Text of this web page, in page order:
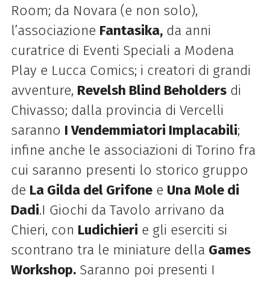
Room; da Novara (e non solo),
l’associazione Fantasika,da anni
curatrice di Eventi Speciali a Modena
Play e Lucca Comics; i creatori di grandi
avventure, Revelsh Blind Beholdersdi
Chivasso; dalla provincia di Vercelli
saranno I Vendemmiatori Implacabili;
infine anche le associazioni di Torino fra
cui saranno presenti lo storico gruppo
de La Gilda del Grifonee Una Mole di
Dadi.I Giochi da Tavolo arrivano da
Chieri, con Ludichieri e gli eserciti si
scontrano tra le miniature della Games
Workshop.Saranno poi presenti I